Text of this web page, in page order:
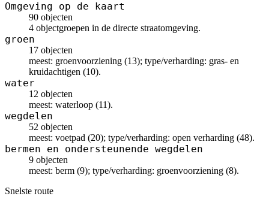
Omgeving op de kaart
90 objecten
4 objectgroepen in de directe straatomgeving.
groen
17 objecten
meest: groenvoorziening (13); type/verharding: gras- en
kruidachtigen (10).
water
12 objecten
meest: waterloop (11).
wegdelen
52 objecten
meest: voetpad (20); type/verharding: open verharding (48).
bermen en ondersteunende wegdelen
9 objecten
meest: berm (9); type/verharding: groenvoorziening (8).
Snelste route